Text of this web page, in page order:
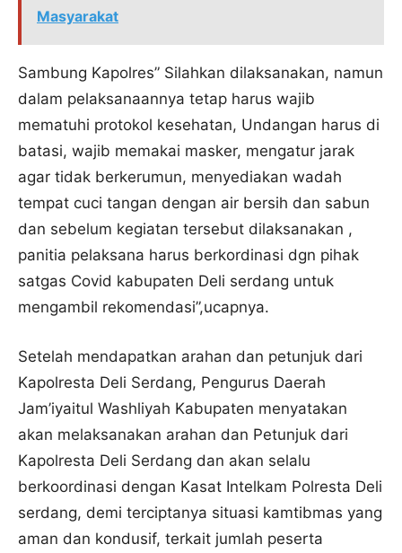
Masyarakat
Sambung Kapolres” Silahkan dilaksanakan, namun
dalam pelaksanaannya tetap harus wajib
mematuhi protokol kesehatan, Undangan harus di
batasi, wajib memakai masker, mengatur jarak
agar tidak berkerumun, menyediakan wadah
tempat cuci tangan dengan air bersih dan sabun
dan sebelum kegiatan tersebut dilaksanakan ,
panitia pelaksana harus berkordinasi dgn pihak
satgas Covid kabupaten Deli serdang untuk
mengambil rekomendasi”,ucapnya.
Setelah mendapatkan arahan dan petunjuk dari
Kapolresta Deli Serdang, Pengurus Daerah
Jam’iyaitul Washliyah Kabupaten menyatakan
akan melaksanakan arahan dan Petunjuk dari
Kapolresta Deli Serdang dan akan selalu
berkoordinasi dengan Kasat Intelkam Polresta Deli
serdang, demi terciptanya situasi kamtibmas yang
aman dan kondusif, terkait jumlah peserta